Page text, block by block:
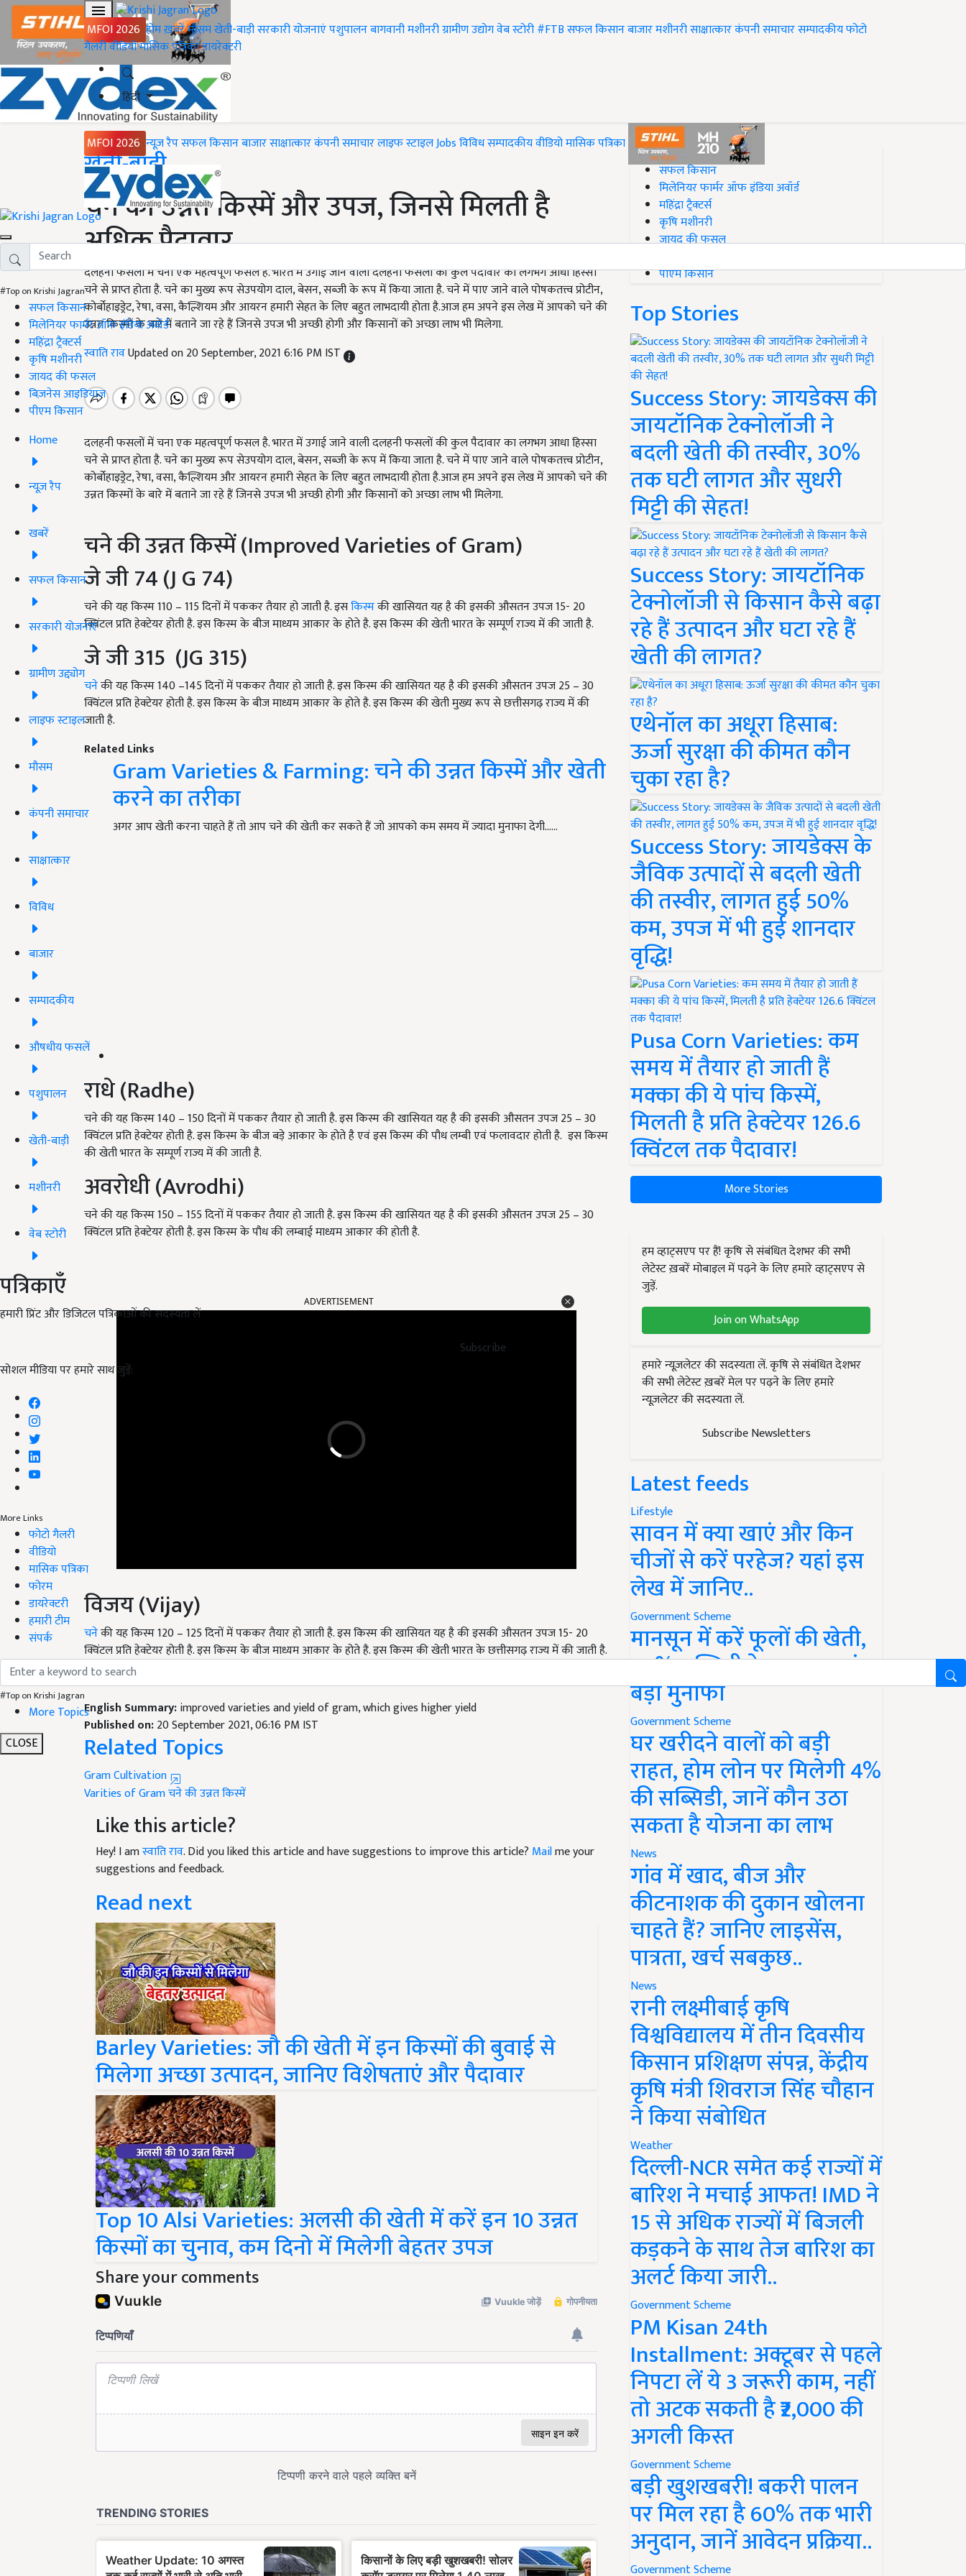
MFOI 2026 होमख़बरेंमौसमखेती-बाड़ीसरकारी योजनाएंपशुपालनबागवानीमशीनरीग्रामीण उद्योगवेब स्टोरी#FTBसफल किसानबाजारमशीनरीसाक्षात्कारकंपनी समाचारसम्पादकीयफोटो
गैलरीवीडियोमासिक पत्रिकाडायरेक्टरी
हिंदी
MFOI 2026 न्यूज़ रैपसफल किसानबाजारसाक्षात्कारकंपनी समाचारलाइफ स्टाइलJobsविविधसम्पादकीयवीडियोमासिक पत्रिका
#Top on Krishi Jagran
सफल किसान
मिलेनियर फार्मर ऑफ इंडिया अवॉर्ड
महिंद्रा ट्रैक्टर्स
कृषि मशीनरी
जायद की फसल
बिज़नेस आइडियाज
पीएम किसान
Home
न्यूज़ रैप
खबरें
सफल किसान
सरकारी योजनाएं
ग्रामीण उद्द्योग
लाइफ स्टाइल
मौसम
कंपनी समाचार
साक्षात्कार
विविध
बाजार
सम्पादकीय
औषधीय फसलें
पशुपालन
खेती-बाड़ी
मशीनरी
वेब स्टोरी
पत्रिकाएँ
हमारी प्रिंट और डिजिटल पत्रिकाओं की सदस्यता लें
Subscribe
सोशल मीडिया पर हमारे साथ जुड़ें:
More Links
फोटो गैलरी
वीडियो
मासिक पत्रिका
फोरम
डायरेक्टरी
हमारी टीम
संपर्क
#Top on Krishi Jagran
More Topics
CLOSE
Home
खेती-बाड़ी
चने की उन्नत किस्में और उपज, जिनसे मिलती है
अधिक पैदावार
दलहनी फसलों में चना एक महत्वपूर्ण फसल है. भारत में उगाई जाने वाली दलहनी फसलों की कुल पैदावार का लगभग आधा हिस्सा
चने से प्राप्त होता है. चने का मुख्य रूप सेउपयोग दाल, बेसन, सब्जी के रूप में किया जाता है. चने में पाए जाने वाले पोषकतत्त्व प्रोटीन,
कोर्बोहाइड्रेट, रेषा, वसा, कैल्शियम और आयरन हमारी सेहत के लिए बहुत लाभदायी होता है.आज हम अपने इस लेख में आपको चने की
उन्नत किस्मों के बारे में बताने जा रहे हैं जिनसे उपज भी अच्छी होगी और किसानों को अच्छा लाभ भी मिलेगा.
स्वाति रावUpdated on 20 September, 2021 6:16 PM IST
दलहनी फसलों में चना एक महत्वपूर्ण फसल है. भारत में उगाई जाने वाली दलहनी फसलों की कुल पैदावार का लगभग आधा हिस्सा
चने से प्राप्त होता है. चने का मुख्य रूप सेउपयोग दाल, बेसन, सब्जी के रूप में किया जाता है. चने में पाए जाने वाले पोषकतत्त्व प्रोटीन,
कोर्बोहाइड्रेट, रेषा, वसा, कैल्शियम और आयरन हमारी सेहत के लिए बहुत लाभदायी होता है.आज हम अपने इस लेख में आपको चने की
उन्नत किस्मों के बारे में बताने जा रहे हैं जिनसे उपज भी अच्छी होगी और किसानों को अच्छा लाभ भी मिलेगा.
चने की उन्नत किस्में (Improved Varieties of Gram)
जे जी 74 (J G 74)
चने की यह किस्म 110 – 115 दिनों में पककर तैयार हो जाती है. इसकिस्मकी खासियत यह है की इसकी औसतन उपज 15- 20
क्विंटल प्रति हेक्टेयर होती है. इस किस्म के बीज माध्यम आकार के होते है. इस किस्म की खेती भारत के सम्पूर्ण राज्य में की जाती है.
जे जी 315 (JG 315)
चनेकी यह किस्म 140 –145 दिनों में पककर तैयार हो जाती है. इस किस्म की खासियत यह है की इसकी औसतन उपज 25 – 30
क्विंटल प्रति हेक्टेयर होती है. इस किस्म के बीज माध्यम आकार के होते है. इस किस्म की खेती मुख्य रूप से छत्तीसगढ़ राज्य में की
जाती है.
Related Links
Gram Varieties & Farming: चने की उन्नत किस्में और खेती
करने का तरीका
अगर आप खेती करना चाहते हैं तो आप चने की खेती कर सकते हैं जो आपको कम समय में ज्यादा मुनाफा देगी...…
राधे (Radhe)
चने की यह किस्म 140 – 150 दिनों में पककर तैयार हो जाती है. इस किस्म की खासियत यह है की इसकी औसतन उपज 25 – 30
क्विंटल प्रति हेक्टेयर होती है. इस किस्म के बीज बड़े आकार के होते है एवं इस किस्म की पौध लम्बी एवं फलावदार होती है. इस किस्म
की खेती भारत के सम्पूर्ण राज्य में की जाती है.
अवरोधी (Avrodhi)
चने की यह किस्म 150 – 155 दिनों में पककर तैयार हो जाती है. इस किस्म की खासियत यह है की इसकी औसतन उपज 25 – 30
क्विंटल प्रति हेक्टेयर होती है. इस किस्म के पौध की लम्बाई माध्यम आकार की होती है.
विजय (Vijay)
चनेकी यह किस्म 120 –125
क्विंटल प्रति हेक्टेयर होती है. इस किस्म के बीज माध्यम आकार के होते है. इस किस्म की खेती भारत के छत्तीसगढ़ राज्य में की जाती है.
फसलों की उन्नत किस्मों से सम्बंधित जानकारी जानने के लिए जुड़े रहिये कृषि जागरण हिंदी पोर्टल से.
English Summary:improved varieties and yield of gram, which gives higher yield
Published on:20 September 2021, 06:16 PM IST
Related Topics
Gram Cultivation
Varities of Gram चने की उन्नत किस्में
Like this article?
Hey! I amस्वाति राव. Did you liked this article and have suggestions to improve this article?
suggestions and feedback.
Read next
Barley Varieties: जौ की खेती में इन किस्मों की बुवाई से
मिलेगा अच्छा उत्पादन, जानिए विशेषताएं और पैदावार
Top 10 Alsi Varieties: अलसी की खेती में करें इन 10 उन्नत
किस्मों का चुनाव, कम दिनो में मिलेगी बेहतर उपज
Share your comments
#Top on Krishi Jagran
सफल किसान
मिलेनियर फार्मर ऑफ इंडिया अवॉर्ड
महिंद्रा ट्रैक्टर्स
कृषि मशीनरी
जायद की फसल
पीएम किसान
Top Stories
Success Story: जायडेक्स की
जायटॉनिक टेक्नोलॉजी ने
बदली खेती की तस्वीर, 30%
तक घटी लागत और सुधरी
मिट्टी की सेहत!
Success Story: जायटॉनिक
टेक्नोलॉजी से किसान कैसे बढ़ा
रहे हैं उत्पादन और घटा रहे हैं
खेती की लागत?
एथेनॉल का अधूरा हिसाब:
ऊर्जा सुरक्षा की कीमत कौन
चुका रहा है?
Success Story: जायडेक्स के
जैविक उत्पादों से बदली खेती
की तस्वीर, लागत हुई 50%
कम, उपज में भी हुई शानदार
वृद्धि!
Pusa Corn Varieties: कम
समय में तैयार हो जाती हैं
मक्का की ये पांच किस्में,
मिलती है प्रति हेक्टेयर 126.6
क्विंटल तक पैदावार!
More Stories
हम व्हाट्सएप पर हैं! कृषि से संबंधित देशभर की सभी
लेटेस्ट ख़बरें मोबाइल में पढ़ने के लिए हमारे व्हाट्सएप से
जुड़ें.
Join on WhatsApp
हमारे न्यूज़लेटर की सदस्यता लें. कृषि से संबंधित देशभर
की सभी लेटेस्ट ख़बरें मेल पर पढ़ने के लिए हमारे
न्यूज़लेटर की सदस्यता लें.
Subscribe Newsletters
Latest feeds
Lifestyle
सावन में क्या खाएं और किन
चीजों से करें परहेज? यहां इस
लेख में जानिए..
Government Scheme
मानसून में करें फूलों की खेती,
50% सब्सिडी के साथ कमाएं
बड़ा मुनाफा
Government Scheme
घर खरीदने वालों को बड़ी
राहत, होम लोन पर मिलेगी 4%
की सब्सिडी, जानें कौन उठा
सकता है योजना का लाभ
News
गांव में खाद, बीज और
कीटनाशक की दुकान खोलना
चाहते हैं? जानिए लाइसेंस,
पात्रता, खर्च सबकुछ..
News
रानी लक्ष्मीबाई कृषि
विश्वविद्यालय में तीन दिवसीय
किसान प्रशिक्षण संपन्न, केंद्रीय
कृषि मंत्री शिवराज सिंह चौहान
ने किया संबोधित
Weather
दिल्ली-NCR समेत कई राज्यों में
बारिश ने मचाई आफत! IMD ने
15 से अधिक राज्यों में बिजली
कड़कने के साथ तेज बारिश का
अलर्ट किया जारी..
Government Scheme
PM Kisan 24th
Installment: अक्टूबर से पहले
निपटा लें ये 3 जरूरी काम, नहीं
तो अटक सकती है ₹2,000 की
अगली किस्त
Government Scheme
बड़ी खुशखबरी! बकरी पालन
पर मिल रहा है 60% तक भारी
अनुदान, जानें आवेदन प्रक्रिया..
Government Scheme